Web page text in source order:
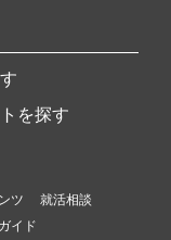
を探す
ツ
就活相談
イド